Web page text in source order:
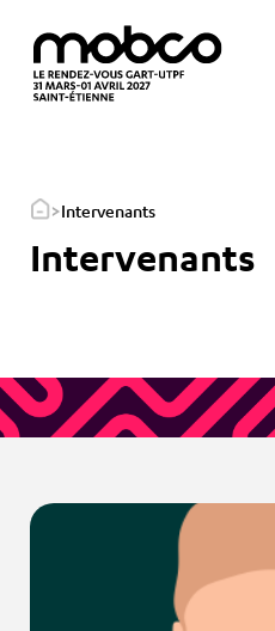
>Intervenants
Intervenants